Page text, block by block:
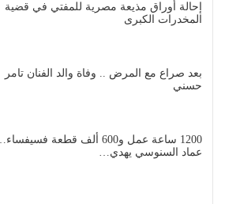
إحالة أوراق مذيعة مصرية للمفتي في قضية
المخدرات الكبرى
بعد صراع مع المرض .. وفاة والد الفنان تامر
حسني
1200 ساعة عمل و600 ألف قطعة فسيفساء…
عماد السنوسي يهدي…